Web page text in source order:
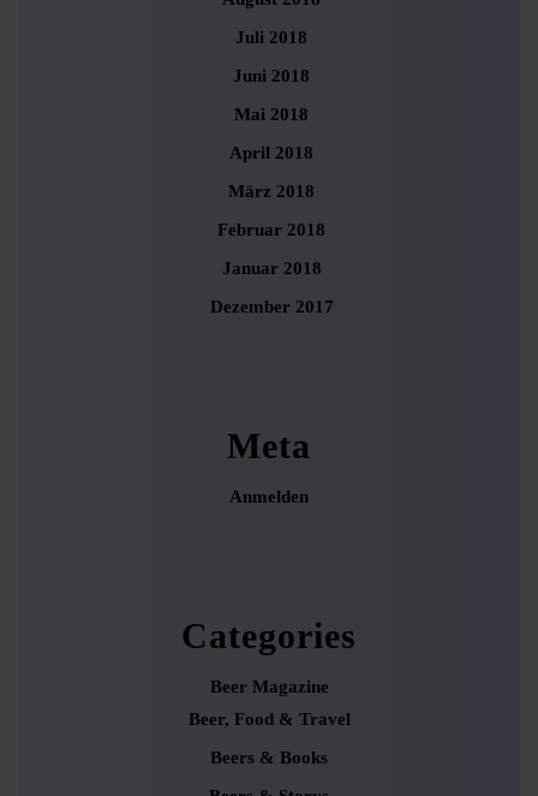
Juli 2018
Juni 2018
Mai 2018
April 2018
März 2018
Februar 2018
Januar 2018
Dezember 2017
Meta
Anmelden
Categories
Beer Magazine
Beer, Food & Travel
Beers & Books